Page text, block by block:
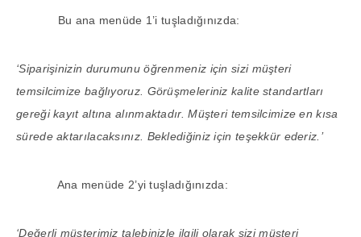
Bu ana menüde 1’i tuşladığınızda:
‘Siparişinizin durumunu öğrenmeniz için sizi müşteri
temsilcimize bağlıyoruz. Görüşmeleriniz kalite standartları
gereği kayıt altına alınmaktadır. Müşteri temsilcimize en kısa
sürede aktarılacaksınız. Beklediğiniz için teşekkür ederiz.’
Ana menüde 2’yi tuşladığınızda:
‘Değerli müşterimiz talebinizle ilgili olarak sizi müşteri